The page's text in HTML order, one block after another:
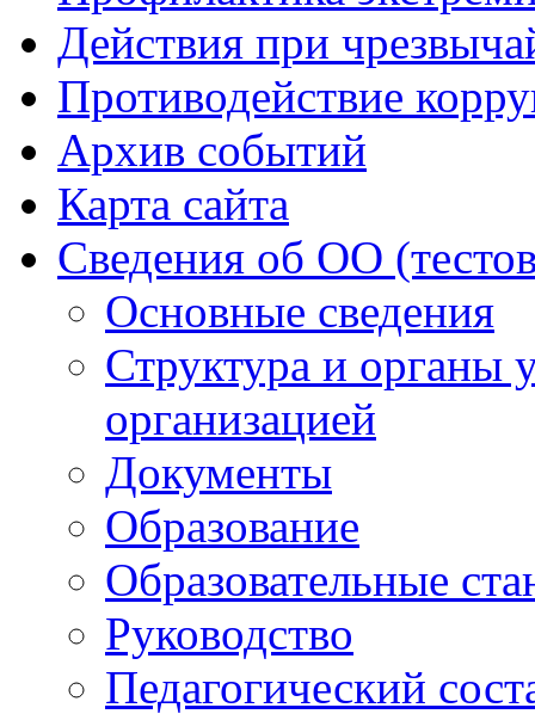
Действия при
Противодействие
Архив событий
Карта сайта
Сведения об ОО
Основные сведения
Структура и органы
организацией
Документы
Образование
Образовательные
Руководство
Педагогический